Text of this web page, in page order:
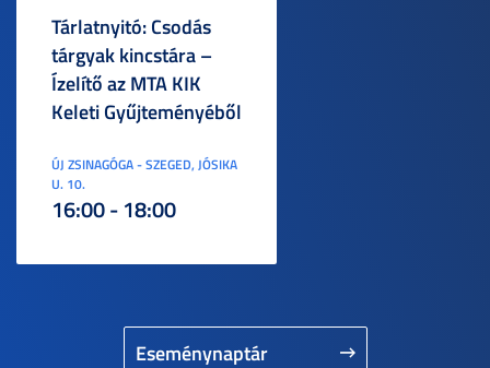
Eseménynaptár
Tárlatnyitó: Csodás
tárgyak kincstára –
Ízelítő az MTA KIK
Keleti Gyűjteményéből
ÚJ ZSINAGÓGA - SZEGED, JÓSIKA
U. 10.
16:00 - 18:00